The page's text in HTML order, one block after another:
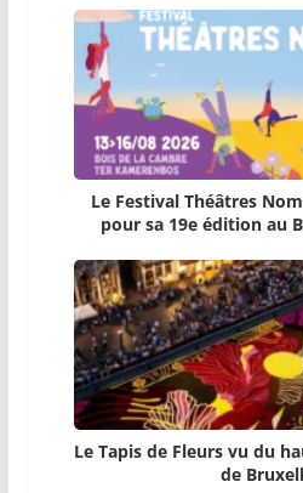
Le Festival Théâtres
pour sa 19e édition au
Le Tapis de Fleurs vu du
de